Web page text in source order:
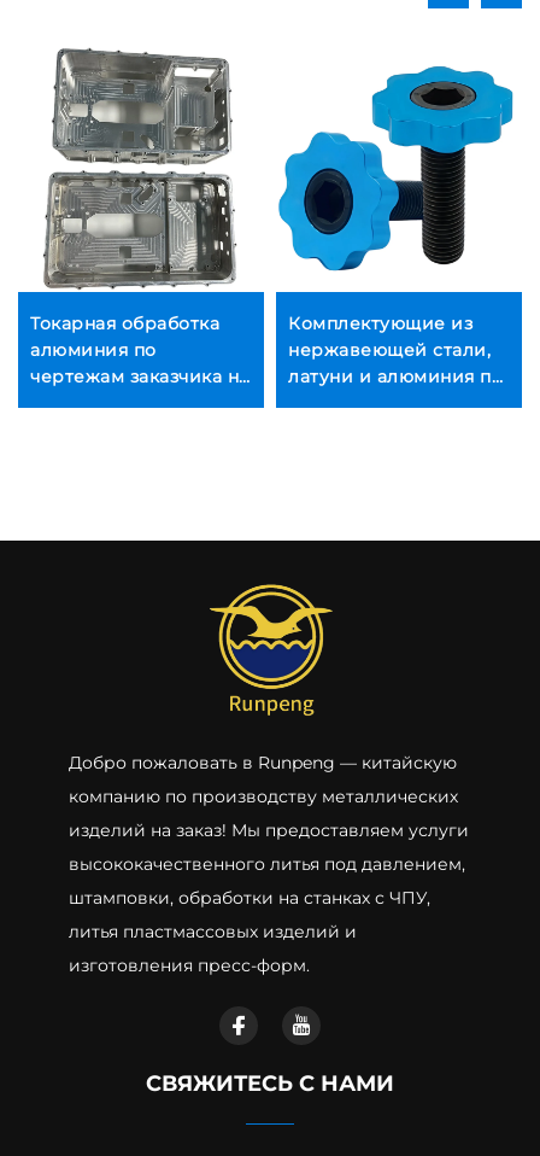
Токарная обработка
алюминия по
чертежам заказчика на
станках с ЧПУ, детали
Комплектующие из
нержавеющей стали,
латуни и алюминия по
чертежам заказчика,
Добро пожаловать в Runpeng — китайскую
компанию по производству металлических
изделий на заказ! Мы предоставляем услуги
высококачественного литья под давлением,
штамповки, обработки на станках с ЧПУ,
литья пластмассовых изделий и
изготовления пресс-форм.
СВЯЖИТЕСЬ С НАМИ